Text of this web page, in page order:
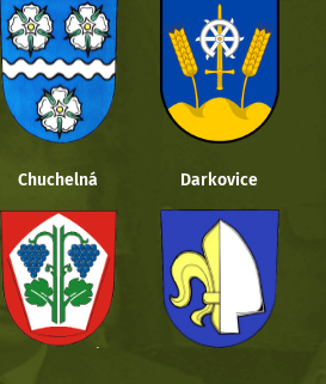
Chuchelná Darkovice